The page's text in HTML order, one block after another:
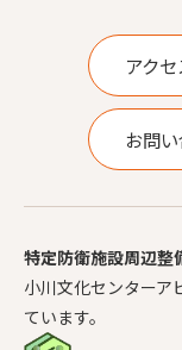
アクセ
お問
特定防衛施設周辺整
小川文化センターア
ています。